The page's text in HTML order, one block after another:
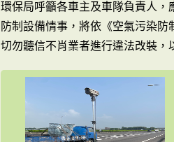
環保局呼籲各車主及車隊負責人，
防制設備情事，將依《空氣污染
切勿聽信不肖業者進行違法改裝，